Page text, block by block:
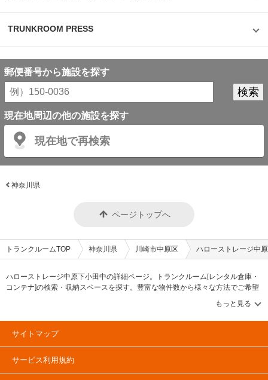
TRUNKROOM PRESS
郵便番号から施設を探す
現在地周辺の他の施設を探す
現在地で再検索
神奈川県
ページトップへ
トランクルームTOP 神奈川県 川崎市中原区 ハローストレージ中
ハローストレージ中原下小田中の詳細ページ。トランクルーム[レンタル倉庫・
コンテナ]の検索・収納スペースを探す。豊富な物件数から様々な方法でご希望
の収納スペースを簡単に探せるトランクルーム情報サイトです。ハローストレ
ージ中原下小田中の住所・最寄りの駅、物件タイプのご紹介や料金表、お得な
キャンペーン情報もあります。気になる物件タイプを見つけたら、メールか電
話でお問合せが可能です（無料）。
サイトマップ
サービス利用規約